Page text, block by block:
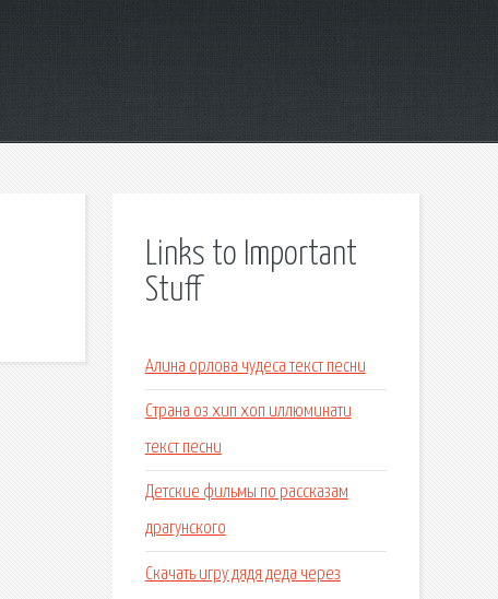
Links to Important
Stuff
Алина орлова чудеса текст песни
Страна оз хип хоп иллюминати
текст песни
Детские фильмы по рассказам
драгунского
Скачать игру дядя деда через